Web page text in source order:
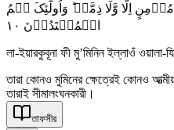
اِلًّا وَّلَا ذِمَّۃً ؕ وَاُولٰٓئِکَ ہُمُ
الۡمُعۡتَدُوۡنَ ١۰
লা-ইয়ারকুবূনা ফী মু’মিনিন ইল্লাওঁ ওয়ালা-
তারা কোনও মুমিনের ক্ষেত্রেই কোনও
তারাই সীমালংঘনকারী।
তাফসীর